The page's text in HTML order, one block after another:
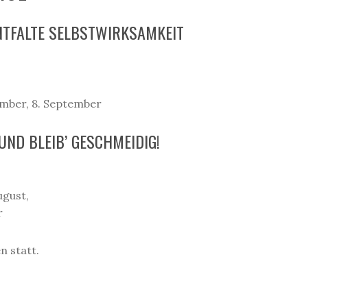
SELBSTWIRKSAMKEIT
8. September
BLEIB’ GESCHMEIDIG!
statt.